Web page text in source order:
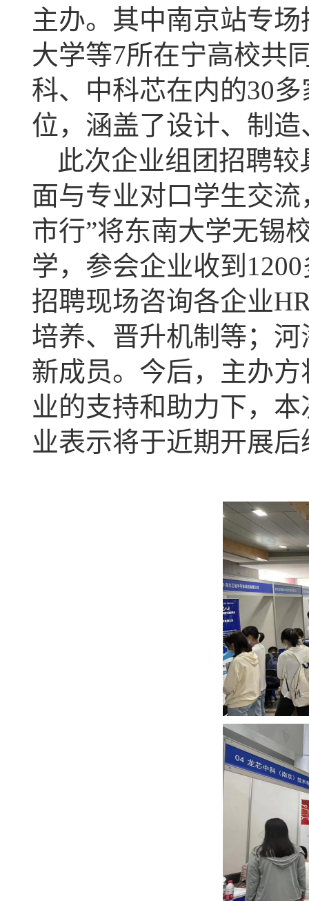
主办。其中南京站专
大学等7所在宁高校共
科、中科芯在内的30
位，涵盖了设计、制造
此次企业组团招聘
面与专业对口学生交
市行”将东南大学无锡
学，参会企业收到 1200
招聘现场咨询各企业
培养、晋升机制等； 河
新成员。今后，主办
业的支持和助力下，本
业表示将于近期开展